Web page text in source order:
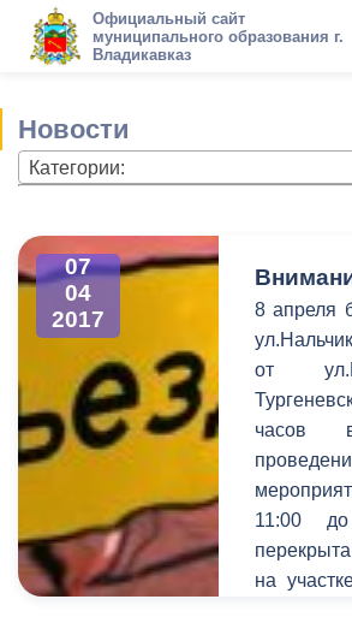
Официальный сайт
муниципального образования г.
Владикавказ
Новости
Категории:
07
04
2017
8 апреля
от
часов
11:00
на